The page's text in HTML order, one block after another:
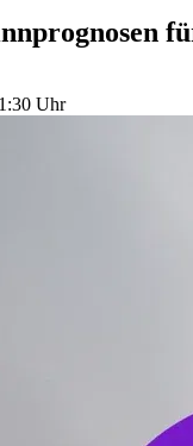
Uhr